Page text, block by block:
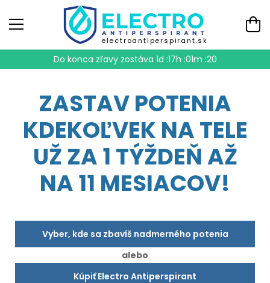
electroantiperspirant.sk
Do konca zľavy zostáva1d :17h :01m :18
ZASTAV POTENIA
KDEKOĽVEK NA TELE
UŽ ZA 1 TÝŽDEŇ AŽ
NA 11 MESIACOV!
Vyber, kde sa zbavíš nadmerného potenia
alebo
Kúpiť Electro Antiperspirant